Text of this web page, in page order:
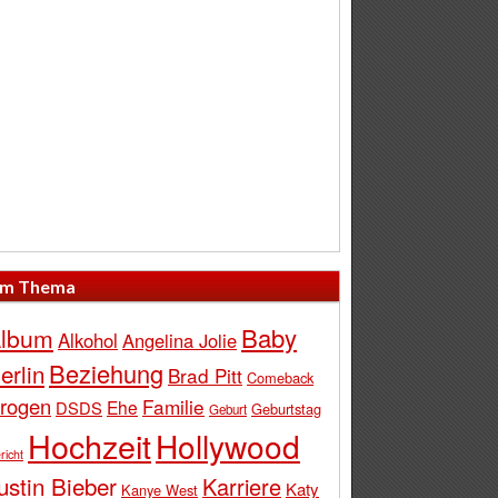
Thema
Alkohol Angelina Jolie Baby
Beziehung Brad Pitt Comeback
DSDS Ehe Familie Geburt Geburtstag
HochzeitHollywood
Bieber Kanye West Karriere Katy